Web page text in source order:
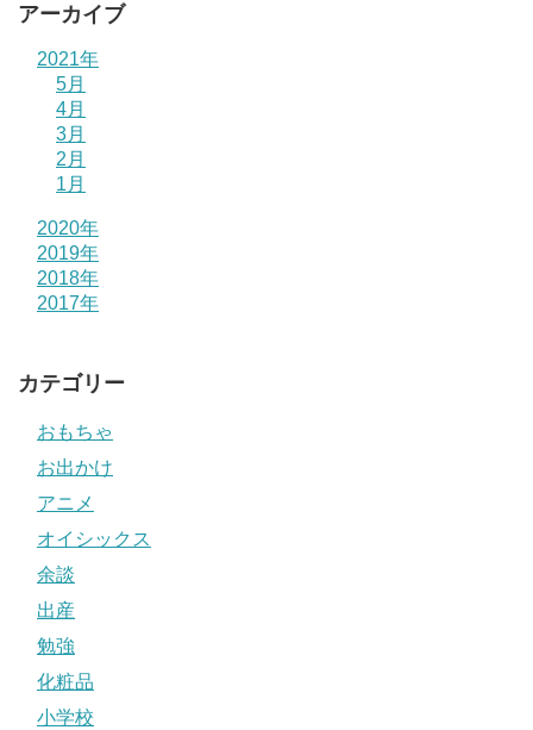
アーカイブ
2021年
5月
4月
3月
2月
1月
2020年
2019年
2018年
2017年
カテゴリー
おもちゃ
お出かけ
アニメ
オイシックス
余談
出産
勉強
化粧品
小学校